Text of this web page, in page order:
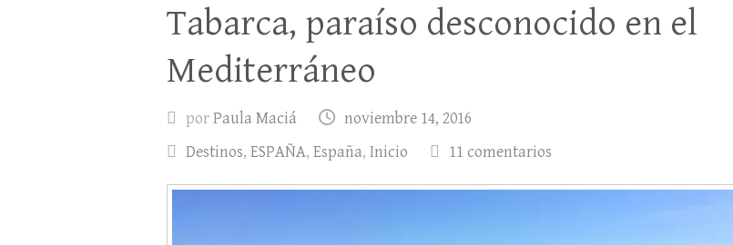
Tabarca, paraíso desconocido en el
Mediterráneo
porPaula Maciá
noviembre 14, 2016
Destinos, ESPAÑA, España, Inicio 11 comentarios